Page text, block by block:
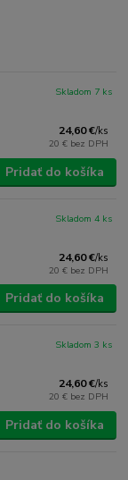
24,60 €/ks
20 € bez DPH
Skladom 7 ks
Pridať do košíka
24,60 €/ks
20 € bez DPH
Skladom 4 ks
Pridať do košíka
24,60 €/ks
20 € bez DPH
Skladom 3 ks
Pridať do košíka